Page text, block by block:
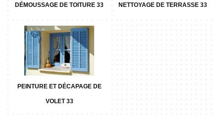
DÉMOUSSAGE DE TOITURE 33 NETTOYAGE DE TERRASSE 33
PEINTURE ET DÉCAPAGE DE
VOLET 33